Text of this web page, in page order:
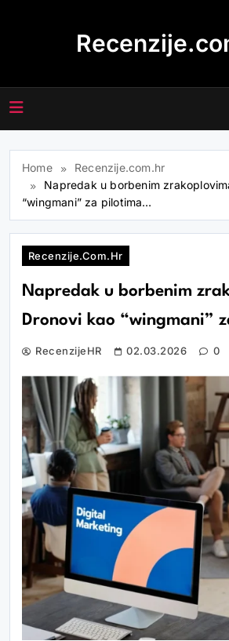
Home
Recenzije.com.hr
Napredak u borbenim
“wingmani” za pilotima…
Recenzije.com.hr
Napredak u borbenim
Dronovi kao “wingmani”
RecenzijeHR 02.03.2026 0